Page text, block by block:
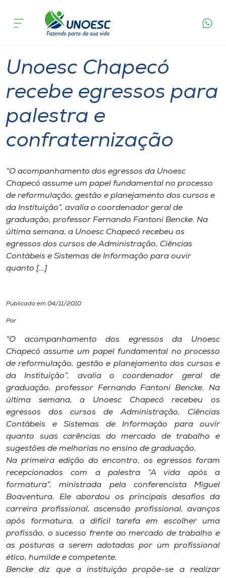
Cursos
Atendimento ao Estudante
Portal de Ensino
A
Unoesc
Internacionalização
I.nova
Cultura
CPA
Biblioteca
Editora
Rádio
Museu
Unoesc
Store
Selecione
o idioma
acontece
Unoesc Chapecó
recebe egressos para
palestra e
confraternização
“O acompanhamento dos egressos da Unoesc
Chapecó assume um papel fundamental no processo
de reformulação, gestão e planejamento dos cursos e
da Instituição”, avalia o coordenador geral de
graduação, professor Fernando Fantoni Bencke. Na
última semana, a Unoesc Chapecó recebeu os
egressos dos cursos de Administração, Ciências
Contábeis e Sistemas de Informação para ouvir
quanto […]
Publicado em 04/11/2010
Por
“O acompanhamento dos egressos da Unoesc
Chapecó assume um papel fundamental no processo
de reformulação, gestão e planejamento dos cursos e
da Instituição”, avalia o coordenador geral de
graduação, professor Fernando Fantoni Bencke. Na
última semana, a Unoesc Chapecó recebeu os
egressos dos cursos de Administração, Ciências
Contábeis e Sistemas de Informação para ouvir
quanto suas carências do mercado de trabalho e
sugestões de melhorias no ensino de graduação.
Na primeira edição do encontro, os egressos foram
recepcionados com a palestra “A vida após a
formatura”, ministrada pela conferencista Miguel
Boaventura. Ele abordou os principais desafios da
carreira profissional, ascensão profissional, avanços
após formatura, a difícil tarefa em escolher uma
profissão, o sucesso frente ao mercado de trabalho e
as posturas a serem adotadas por um profissional
ético, humilde e competente.
Bencke diz que a instituição propõe-se a realizar